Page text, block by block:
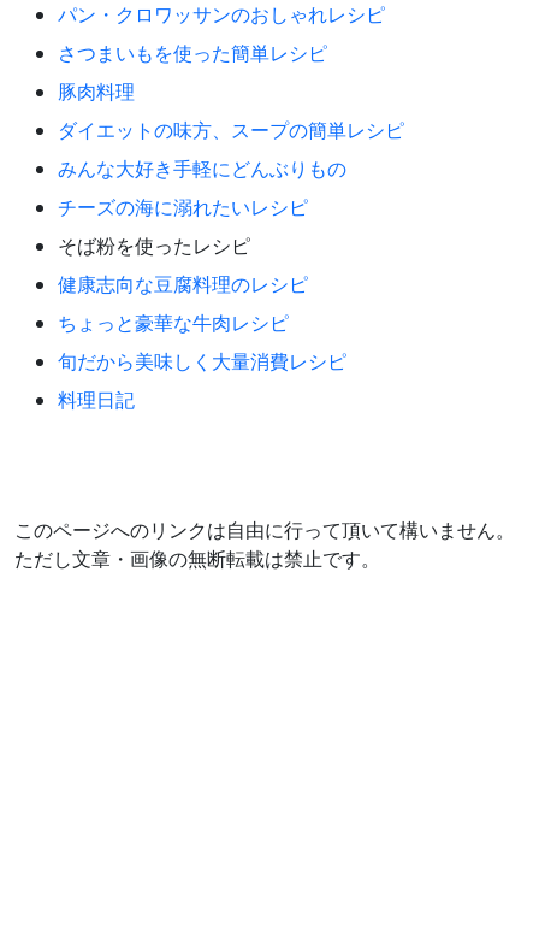
パン・クロワッサンのおしゃれレシピ
さつまいもを使った簡単レシピ
豚肉料理
ダイエットの味方、スープの簡単レシピ
みんな大好き手軽にどんぶりもの
チーズの海に溺れたいレシピ
そば粉を使ったレシピ
健康志向な豆腐料理のレシピ
ちょっと豪華な牛肉レシピ
旬だから美味しく大量消費レシピ
料理日記
このページへのリンクは自由に行って頂いて構いません。
ただし文章・画像の無断転載は禁止です。